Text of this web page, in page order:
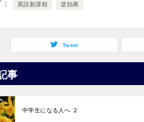
英語新課程 逆効果
Tweet
事
中学生になる人へ ２